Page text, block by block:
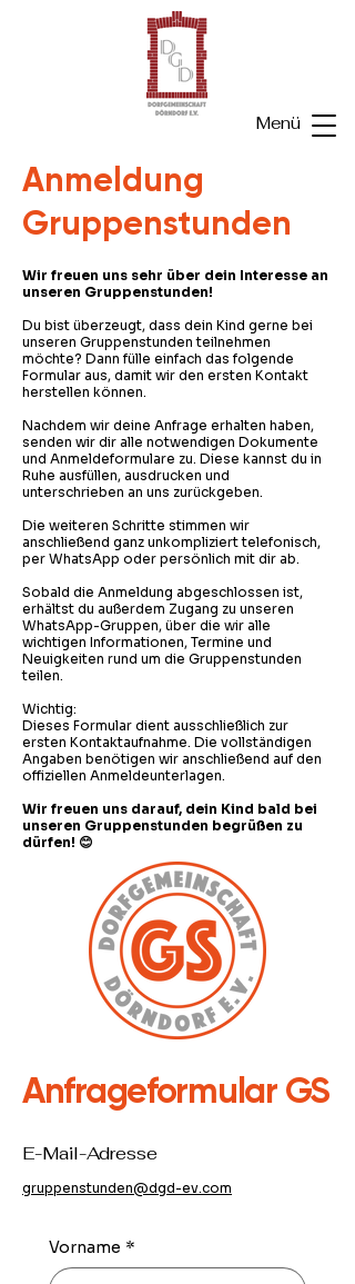
Menü
Anmeldung
Gruppenstunden
Wir freuen uns sehr über dein Interesse an
unseren Gruppenstunden!
Du bist überzeugt, dass dein Kind gerne bei
unseren Gruppenstunden teilnehmen
möchte? Dann fülle einfach das folgende
Formular aus, damit wir den ersten Kontakt
herstellen können.
Nachdem wir deine Anfrage erhalten haben,
senden wir dir alle notwendigen Dokumente
und Anmeldeformulare zu. Diese kannst du in
Ruhe ausfüllen, ausdrucken und
unterschrieben an uns zurückgeben.
Die weiteren Schritte stimmen wir
anschließend ganz unkompliziert telefonisch,
per WhatsApp oder persönlich mit dir ab.
Sobald die Anmeldung abgeschlossen ist,
erhältst du außerdem Zugang zu unseren
WhatsApp-Gruppen, über die wir alle
wichtigen Informationen, Termine und
Neuigkeiten rund um die Gruppenstunden
teilen.
Wichtig:
Dieses Formular dient ausschließlich zur
ersten Kontaktaufnahme. Die vollständigen
Angaben benötigen wir anschließend auf den
offiziellen Anmeldeunterlagen.
Wir freuen uns darauf, dein Kind bald bei
unseren Gruppenstunden begrüßen zu
dürfen! 😊
Anfrageformular GS
E-Mail-Adresse
gruppenstunden@dgd-ev.com
Vorname *